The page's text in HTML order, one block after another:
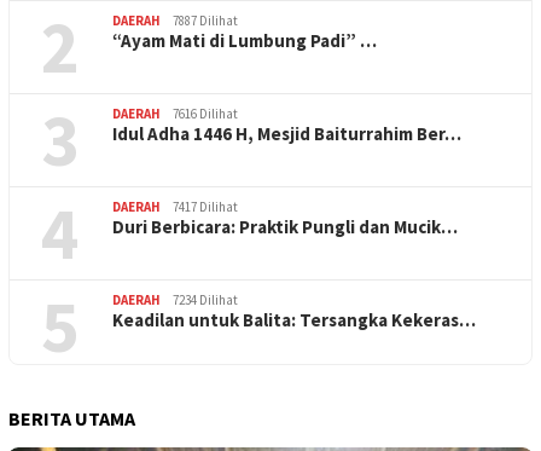
2 DAERAH 7887 Dilihat
“Ayam Mati di Lumbung Padi” …
3 DAERAH 7616 Dilihat
Idul Adha 1446 H, Mesjid Baiturrahim Ber…
4 DAERAH 7417 Dilihat
Duri Berbicara: Praktik Pungli dan Mucik…
5 DAERAH 7234 Dilihat
Keadilan untuk Balita: Tersangka Kekeras…
BERITA UTAMA